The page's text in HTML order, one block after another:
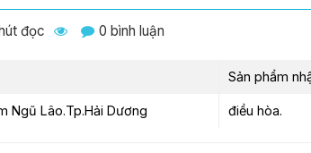
đọc 0 bình luận
Sản phẩm
Ngũ Lâo.Tp.Hải Dương điều hòa.